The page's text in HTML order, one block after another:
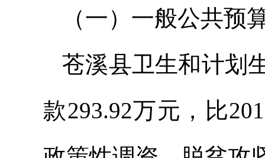
（一）一般公共预
苍溪县卫生和计划
款293.92万元，比